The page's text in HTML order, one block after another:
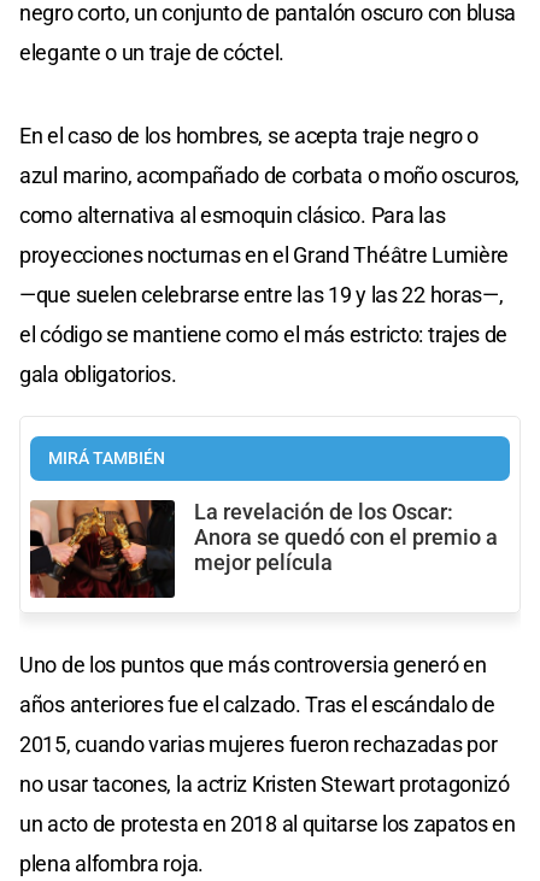
negro corto, un conjunto de pantalón oscuro con blusa
elegante o un traje de cóctel.
En el caso de los hombres, se acepta traje negro o
azul marino, acompañado de corbata o moño oscuros,
como alternativa al esmoquin clásico. Para las
proyecciones nocturnas en el Grand Théâtre Lumière
—que suelen celebrarse entre las 19 y las 22 horas—,
el código se mantiene como el más estricto: trajes de
gala obligatorios.
MIRÁ TAMBIÉN
La revelación de los Oscar:
Anora se quedó con el premio a
mejor película
Uno de los puntos que más controversia generó en
años anteriores fue el calzado. Tras el escándalo de
2015, cuando varias mujeres fueron rechazadas por
no usar tacones, la actriz Kristen Stewart protagonizó
un acto de protesta en 2018 al quitarse los zapatos en
plena alfombra roja.